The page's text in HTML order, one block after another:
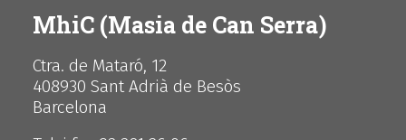
MhiC (Masia de Can Serra)
Ctra. de Mataró, 12
408930 Sant Adrià de Besòs
Barcelona